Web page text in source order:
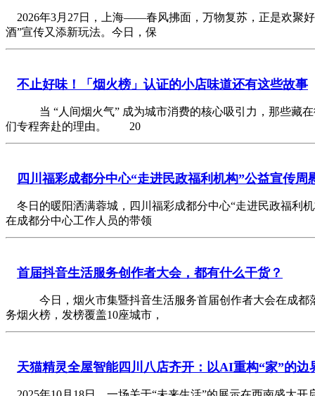
2026年3月27日，上海——春风拂面，万物复苏，正是欢聚
酒”宣传又添新玩法。今日，保
不止好味！「烟火榜」认证的小店味道还有这些故事
当 “人间烟火气” 成为城市消费的核心吸引力，那些藏在
们专程奔赴的理由。 20
四川福彩成都分中心“走进民政福利机构”公益宣传周
冬日的暖阳洒满蓉城，四川福彩成都分中心“走进民政福利
在成都分中心工作人员的带领
首届抖音生活服务创作者大会，都有什么干货？
今日，烟火市集暨抖音生活服务首届创作者大会在成都落
务烟火榜，发榜覆盖10座城市，
天猫精灵全屋智能四川八店齐开：以AI重构“家”的边